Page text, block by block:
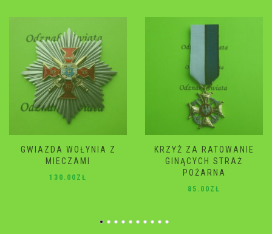
WOŁYNIA Z
KRZYŻ ZA RATOWANIE
GINĄCYCH STRAŻ